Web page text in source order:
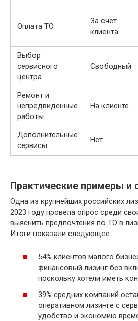
Оплата ТО
За счет
клиента
Выбор
сервисного
центра
Свободный
Ремонт и
непредвиденные
работы
На клиенте
Дополнительные
сервисы
Нет
Практические примеры и
Одна из крупнейших российских
2023 году провела опрос среди
выяснить предпочтения по ТО в
Итоги показали следующее:
54% клиентов малого
финансовый лизинг без
поскольку хотели иметь
39% средних компаний
оперативном лизинге с
удобство и экономию